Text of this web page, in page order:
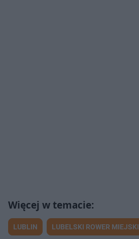
LUBLIN LUBELSKI ROWER MIEJSKI